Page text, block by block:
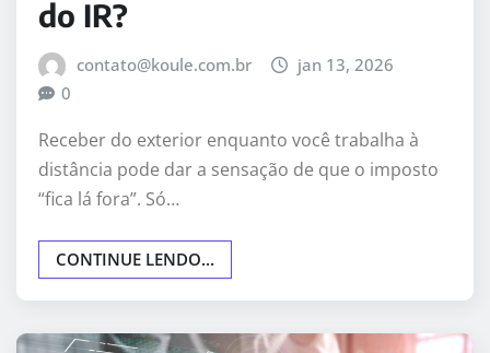
do IR?
contato@koule.com.br
jan 13, 2026
0
Receber do exterior enquanto você trabalha à
distância pode dar a sensação de que o imposto
“fica lá fora”. Só…
CONTINUE LENDO...